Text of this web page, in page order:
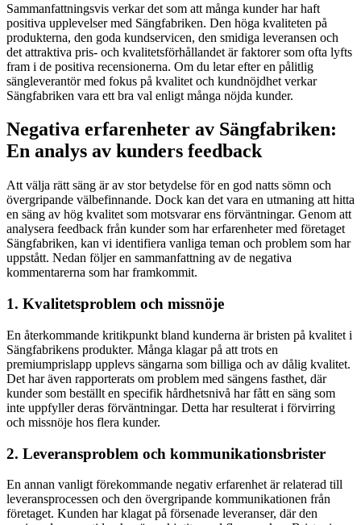
Sammanfattningsvis verkar det som att många kunder har haft
positiva upplevelser med Sängfabriken. Den höga kvaliteten på
produkterna, den goda kundservicen, den smidiga leveransen och
det attraktiva pris- och kvalitetsförhållandet är faktorer som ofta lyfts
fram i de positiva recensionerna. Om du letar efter en pålitlig
sängleverantör med fokus på kvalitet och kundnöjdhet verkar
Sängfabriken vara ett bra val enligt många nöjda kunder.
Negativa erfarenheter av Sängfabriken:
En analys av kunders feedback
Att välja rätt säng är av stor betydelse för en god natts sömn och
övergripande välbefinnande. Dock kan det vara en utmaning att hitta
en säng av hög kvalitet som motsvarar ens förväntningar. Genom att
analysera feedback från kunder som har erfarenheter med företaget
Sängfabriken, kan vi identifiera vanliga teman och problem som har
uppstått. Nedan följer en sammanfattning av de negativa
kommentarerna som har framkommit.
1. Kvalitetsproblem och missnöje
En återkommande kritikpunkt bland kunderna är bristen på kvalitet i
Sängfabrikens produkter. Många klagar på att trots en
premiumprislapp upplevs sängarna som billiga och av dålig kvalitet.
Det har även rapporterats om problem med sängens fasthet, där
kunder som beställt en specifik hårdhetsnivå har fått en säng som
inte uppfyller deras förväntningar. Detta har resulterat i förvirring
och missnöje hos flera kunder.
2. Leveransproblem och kommunikationsbrister
En annan vanligt förekommande negativ erfarenhet är relaterad till
leveransprocessen och den övergripande kommunikationen från
företaget. Kunden har klagat på försenade leveranser, där den